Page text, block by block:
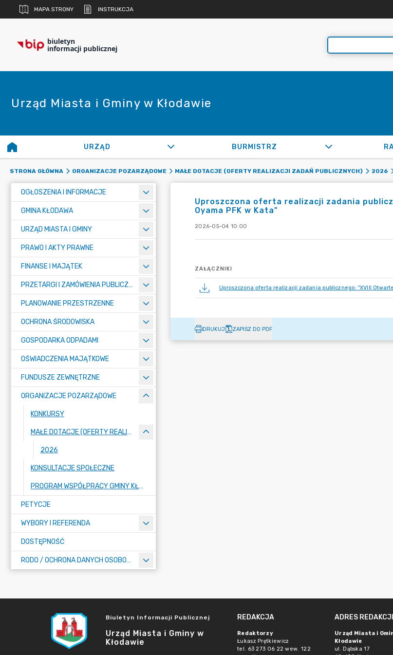
MAPA STRONY INSTRUKCJA
biuletyn
informacji publicznej
Urząd Miasta i Gminy w Kłodawie
URZĄD BURMISTRZ
STRONA GŁÓWNA ORGANIZACJE POZARZĄDOWE MAŁE DOTACJE (OFERTY REALIZACJI ZADAŃ PUBLICZNYCH) 2026
OGŁOSZENIA I INFORMACJE
GMINA KŁODAWA
URZĄD MIASTA I GMINY
PRAWO I AKTY PRAWNE
FINANSE I MAJĄTEK
PRZETARGI I ZAMÓWIENIA PUBLICZNE
PLANOWANIE PRZESTRZENNE
OCHRONA ŚRODOWISKA
GOSPODARKA ODPADAMI
OŚWIADCZENIA MAJĄTKOWE
FUNDUSZE ZEWNĘTRZNE
ORGANIZACJE POZARZĄDOWE
KONKURSY
MAŁE DOTACJE (OFERTY REALIZACJI ZADAŃ PUBLICZNYCH)
2026
KONSULTACJE SPOŁECZNE
PROGRAM WSPÓŁPRACY GMINY KŁODAWA Z ORGANIZACJAMI POZARZĄDOWYMI
PETYCJE
WYBORY I REFERENDA
DOSTĘPNOŚĆ
RODO / OCHRONA DANYCH OSOBOWYCH
Uproszczona oferta realizacji zadania
Oyama PFK w Kata"
2026-05-04 10:00
ZAŁĄCZNIKI
Uproszczona oferta realizacji zadania publicznego: "XVIII
DRUKUJ ZAPISZ DO PDF
Biuletyn Informacji Publicznej
Urząd Miasta i Gminy w
Kłodawie
REDAKCJA
Redaktorzy
Łukasz Prętkiewicz
tel. 63 273 06 22 wew. 122
ADRES REDAKCJI
Urząd Miasta i
Kłodawie
ul. Dąbska 17